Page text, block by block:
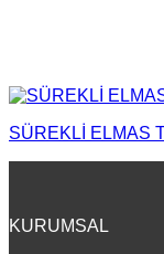
SÜREKLİ ELMAS
KURUMSAL